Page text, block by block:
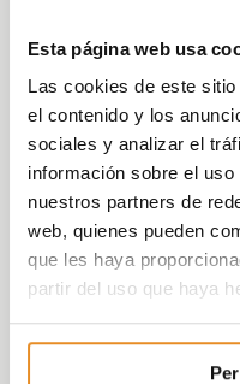
Esta página web usa
Las cookies de este
el contenido y los
sociales y analizar el
información sobre el
nuestros partners de
web, quienes pueden
que les haya
partir del uso que haya